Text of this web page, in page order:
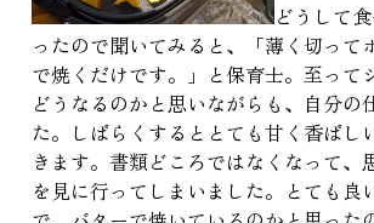
どうして
ったので聞いてみると、「薄く切って
で焼くだけです。」と保育士。至って
どうなるのかと思いながらも、自分の
た。しばらくするととても甘く香ばし
きます。書類どころではなくなって、
を見に行ってしまいました。とても良